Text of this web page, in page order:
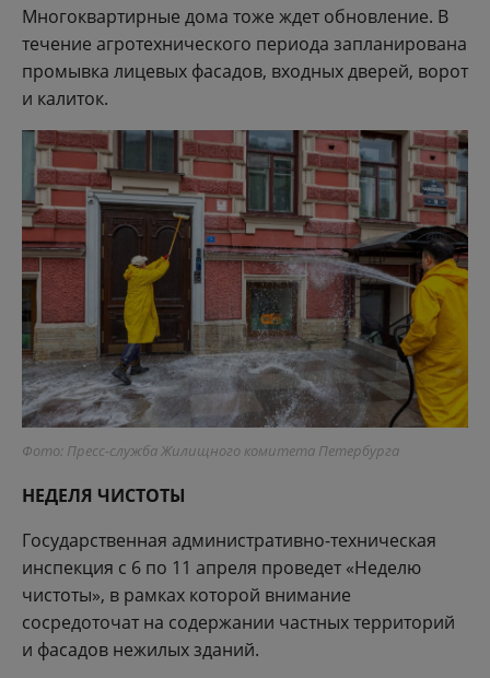
Многоквартирные дома тоже ждет обновление. В
течение агротехнического периода запланирована
промывка лицевых фасадов, входных дверей, ворот
и калиток.
Фото: Пресс-служба Жилищного комитета Петербурга
НЕДЕЛЯ ЧИСТОТЫ
Государственная административно-техническая
инспекция с 6 по 11 апреля проведет «Неделю
чистоты», в рамках которой внимание
сосредоточат на содержании частных территорий
и фасадов нежилых зданий.